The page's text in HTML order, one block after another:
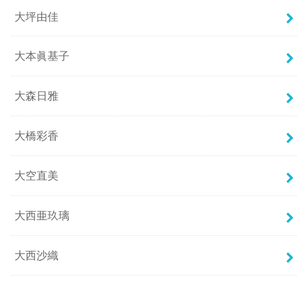
大坪由佳
大本眞基子
大森日雅
大橋彩香
大空直美
大西亜玖璃
大西沙織